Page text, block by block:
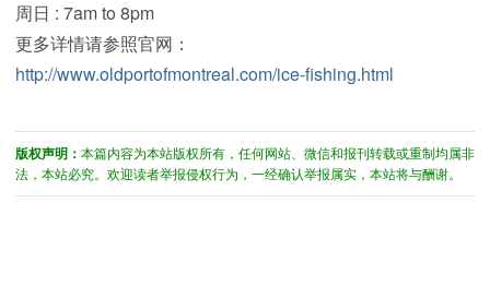
周日 : 7am to 8pm
更多详情请参照官网：
http://www.oldportofmontreal.com/ice-fishing.html
版权声明： 本篇内容为本站版权所有，任何网站、微信和报刊转载或重制均属非
法，本站必究。欢迎读者举报侵权行为，一经确认举报属实，本站将与酬谢。